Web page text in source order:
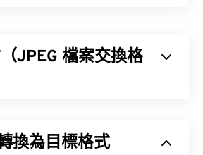
JPEG 檔案交換格
和 JFI。本質上，您可以將 JFIF
換為目標格式